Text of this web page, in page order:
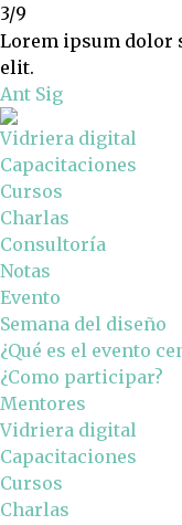
3/9
Lorem ipsum dolor
elit.
Ant Sig
Vidriera digital
Capacitaciones
Cursos
Charlas
Consultoría
Notas
Evento
Semana del diseño
¿Qué es el evento
¿Como participar?
Mentores
Vidriera digital
Capacitaciones
Cursos
Charlas